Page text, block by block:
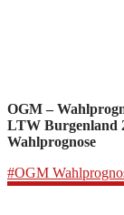
OGM –
LTW Burgenland
Wahlprognose
#OGM